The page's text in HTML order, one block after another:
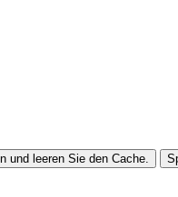
und leeren Sie den Cache.